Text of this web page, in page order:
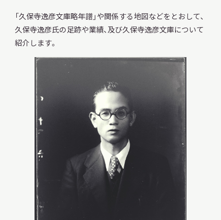
「久保寺逸彦文庫略年譜」や関係する地図などをとおして、
久保寺逸彦氏の足跡や業績、及び久保寺逸彦文庫について
紹介します。